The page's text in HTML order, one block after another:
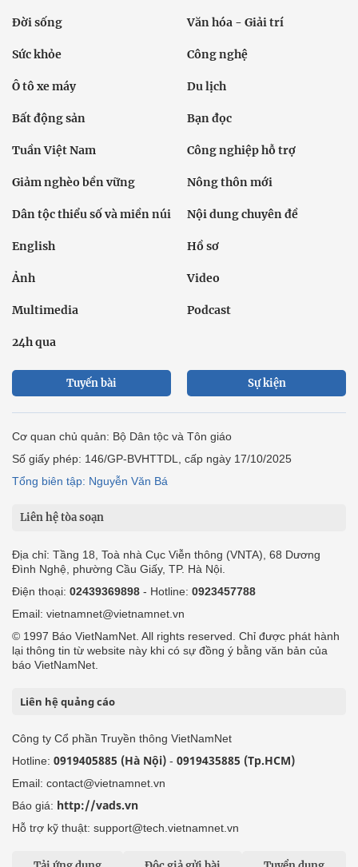
Đời sống Văn hóa - Giải trí
Sức khỏe Công nghệ
Ô tô xe máy Du lịch
Bất động sản Bạn đọc
Tuần Việt Nam Công nghiệp hỗ trợ
Giảm nghèo bền vững Nông thôn mới
Dân tộc thiểu số và miền núi Nội dung chuyên đề
English Hồ sơ
Ảnh Video
Multimedia Podcast
24h qua
Tuyến bài Sự kiện
Cơ quan chủ quản: Bộ Dân tộc và Tôn giáo
Số giấy phép: 146/GP-BVHTTDL, cấp ngày 17/10/2025
Tổng biên tập: Nguyễn Văn Bá
Liên hệ tòa soạn
Địa chỉ: Tầng 18, Toà nhà Cục Viễn thông (VNTA), 68 Dương
Đình Nghệ, phường Cầu Giấy, TP. Hà Nội.
Điện thoại: 02439369898 - Hotline: 0923457788
Email: vietnamnet@vietnamnet.vn
© 1997 Báo VietNamNet. All rights reserved. Chỉ được phát hành
lại thông tin từ website này khi có sự đồng ý bằng văn bản của
báo VietNamNet.
Liên hệ quảng cáo
Công ty Cổ phần Truyền thông VietNamNet
Hotline: 0919405885 (Hà Nội) - 0919435885 (Tp.HCM)
Email: contact@vietnamnet.vn
Báo giá: http://vads.vn
Hỗ trợ kỹ thuật: support@tech.vietnamnet.vn